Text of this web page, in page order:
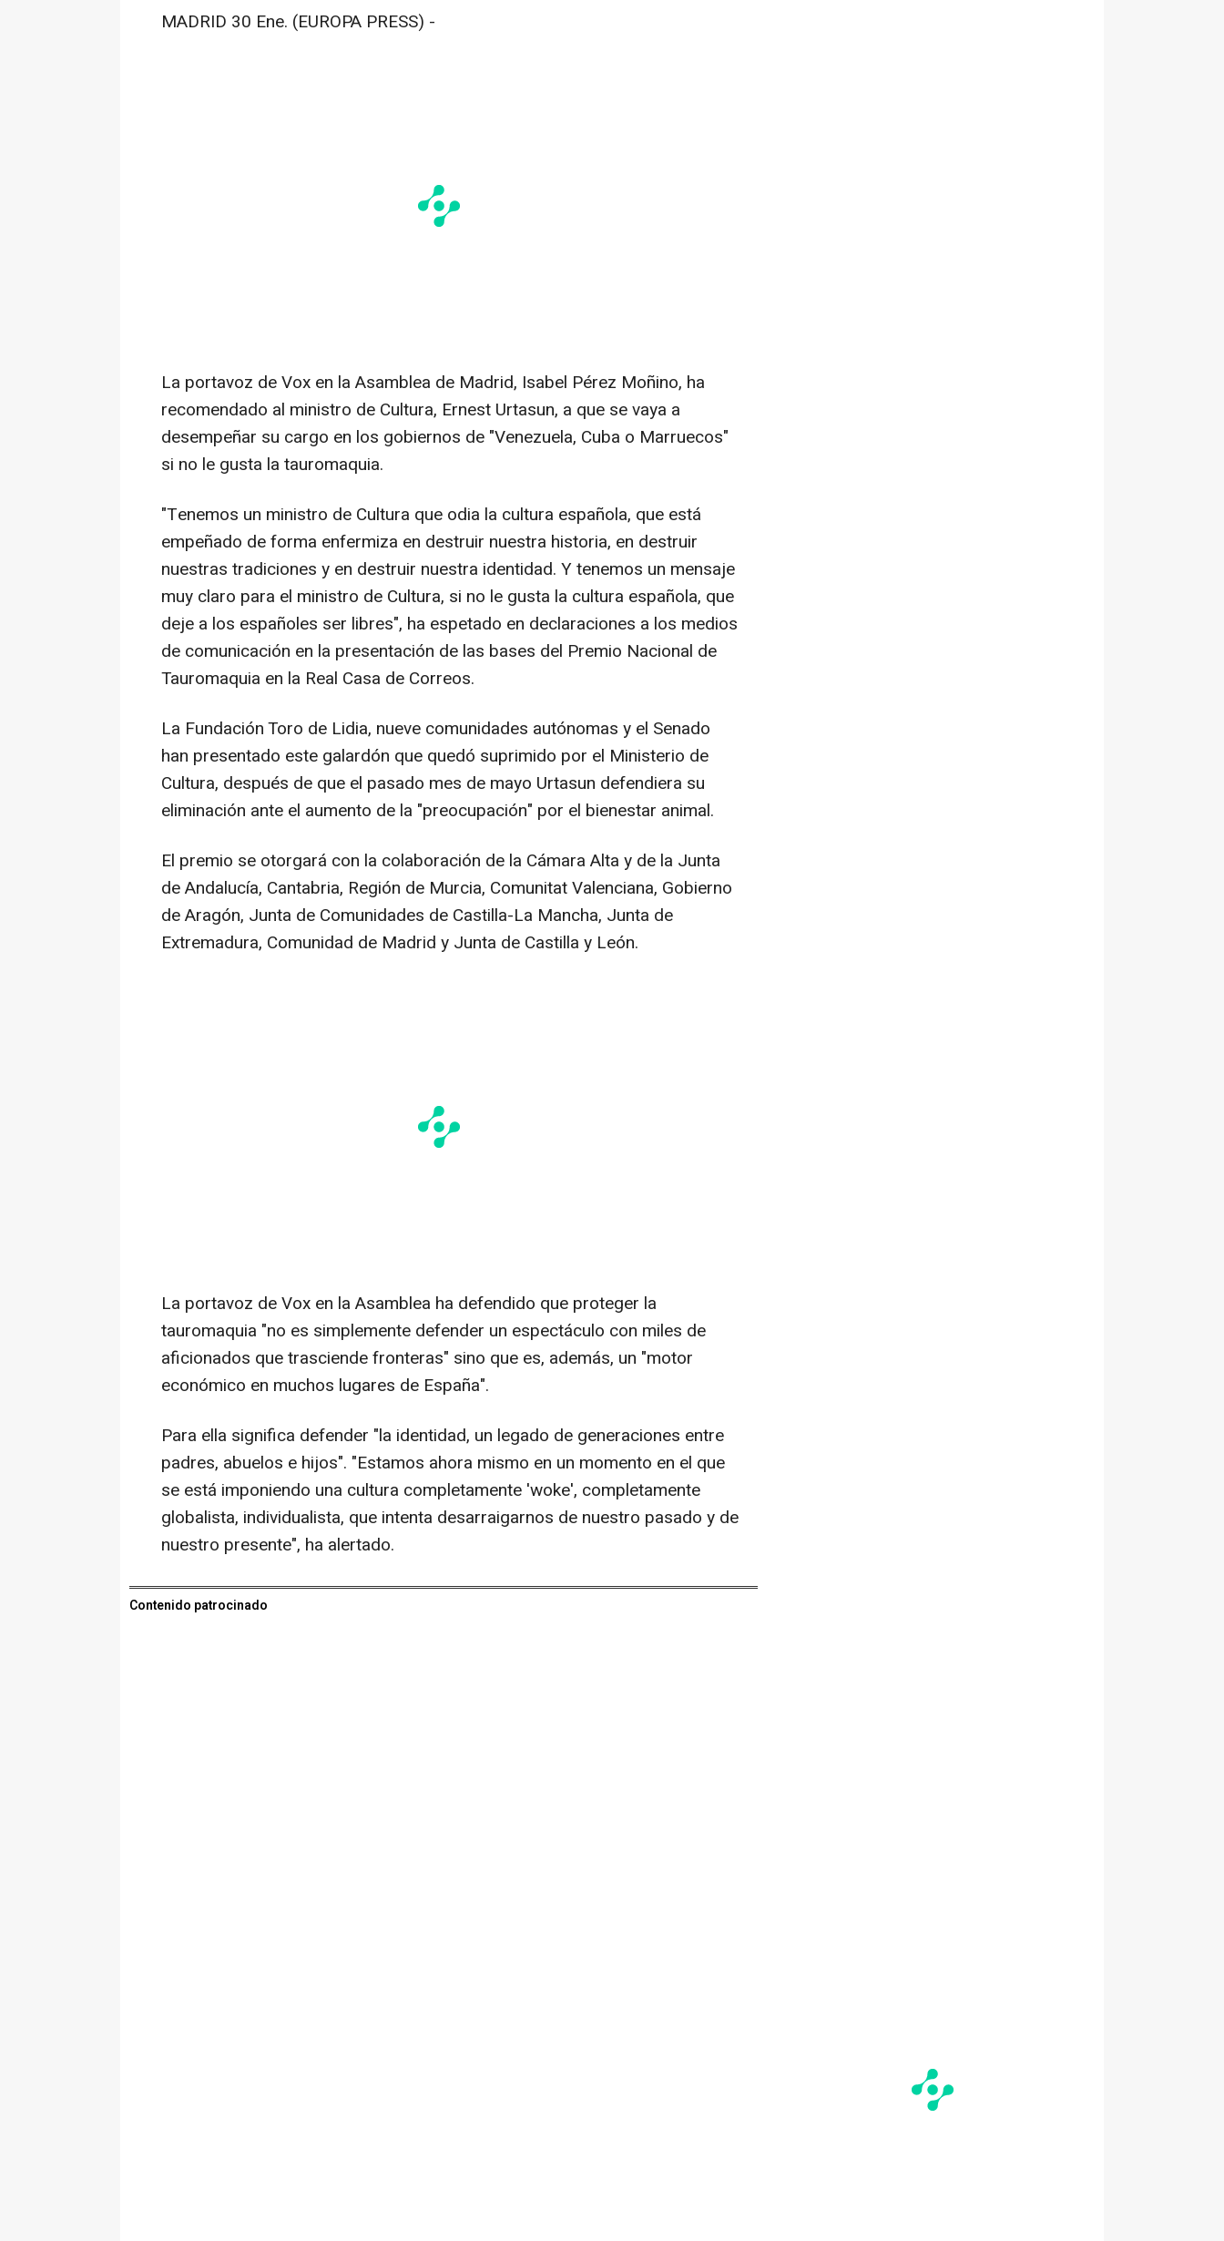
MADRID 30 Ene. (EUROPA PRESS) -
La portavoz de Vox en la Asamblea de Madrid, Isabel Pérez Moñino, ha
recomendado al ministro de Cultura, Ernest Urtasun, a que se vaya a
desempeñar su cargo en los gobiernos de "Venezuela, Cuba o Marruecos"
si no le gusta la tauromaquia.
"Tenemos un ministro de Cultura que odia la cultura española, que está
empeñado de forma enfermiza en destruir nuestra historia, en destruir
nuestras tradiciones y en destruir nuestra identidad. Y tenemos un mensaje
muy claro para el ministro de Cultura, si no le gusta la cultura española, que
deje a los españoles ser libres", ha espetado en declaraciones a los medios
de comunicación en la presentación de las bases del Premio Nacional de
Tauromaquia en la Real Casa de Correos.
La Fundación Toro de Lidia, nueve comunidades autónomas y el Senado
han presentado este galardón que quedó suprimido por el Ministerio de
Cultura, después de que el pasado mes de mayo Urtasun defendiera su
eliminación ante el aumento de la "preocupación" por el bienestar animal.
El premio se otorgará con la colaboración de la Cámara Alta y de la Junta
de Andalucía, Cantabria, Región de Murcia, Comunitat Valenciana, Gobierno
de Aragón, Junta de Comunidades de Castilla-La Mancha, Junta de
Extremadura, Comunidad de Madrid y Junta de Castilla y León.
La portavoz de Vox en la Asamblea ha defendido que proteger la
tauromaquia "no es simplemente defender un espectáculo con miles de
aficionados que trasciende fronteras" sino que es, además, un "motor
económico en muchos lugares de España".
Para ella significa defender "la identidad, un legado de generaciones entre
padres, abuelos e hijos". "Estamos ahora mismo en un momento en el que
se está imponiendo una cultura completamente 'woke', completamente
globalista, individualista, que intenta desarraigarnos de nuestro pasado y de
nuestro presente", ha alertado.
Contenido patrocinado